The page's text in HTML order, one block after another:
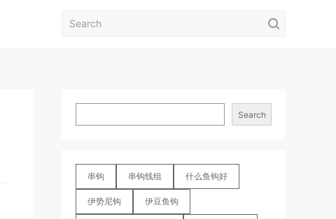
Search
串钩 串钩线组 什么鱼钩好
伊势尼钩 伊豆鱼钩